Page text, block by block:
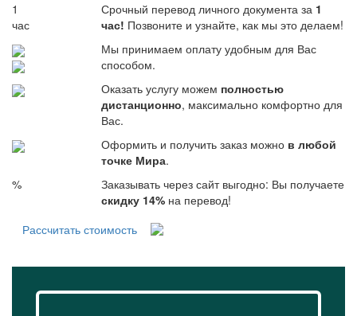
1
час
Срочный перевод личного документа за 1
час! Позвоните и узнайте, как мы это делаем!
Мы принимаем оплату удобным для Вас
способом.
Оказать услугу можем полностью
дистанционно, максимально комфортно для
Вас.
Оформить и получить заказ можно в любой
точке Мира.
%
Заказывать через сайт выгодно: Вы получаете
скидку 14% на перевод!
Рассчитать стоимость